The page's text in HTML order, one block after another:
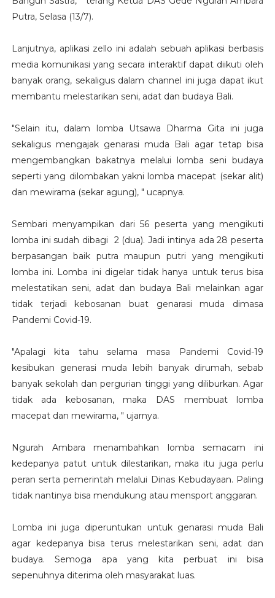
Putra, Selasa (13/7).
Lanjutnya, aplikasi zello ini adalah sebuah aplikasi berbasis
media komunikasi yang secara interaktif dapat diikuti oleh
banyak orang, sekaligus dalam channel ini juga dapat ikut
membantu melestarikan seni, adat dan budaya Bali.
"Selain itu, dalam lomba Utsawa Dharma Gita ini juga
sekaligus mengajak genarasi muda Bali agar tetap bisa
mengembangkan bakatnya melalui lomba seni budaya
seperti yang dilombakan yakni lomba macepat (sekar alit)
dan mewirama (sekar agung), " ucapnya.
Sembari menyampikan dari 56 peserta yang mengikuti
lomba ini sudah dibagi 2 (dua). Jadi intinya ada 28 peserta
berpasangan baik putra maupun putri yang mengikuti
lomba ini. Lomba ini digelar tidak hanya untuk terus bisa
melestatikan seni, adat dan budaya Bali melainkan agar
tidak terjadi kebosanan buat genarasi muda dimasa
Pandemi Covid-19.
"Apalagi kita tahu selama masa Pandemi Covid-19
kesibukan generasi muda lebih banyak dirumah, sebab
banyak sekolah dan pergurian tinggi yang diliburkan. Agar
tidak ada kebosanan, maka DAS membuat lomba
macepat dan mewirama, " ujarnya.
Ngurah Ambara menambahkan lomba semacam ini
kedepanya patut untuk dilestarikan, maka itu juga perlu
peran serta pemerintah melalui Dinas Kebudayaan. Paling
tidak nantinya bisa mendukung atau mensport anggaran.
Lomba ini juga diperuntukan untuk genarasi muda Bali
agar kedepanya bisa terus melestarikan seni, adat dan
budaya. Semoga apa yang kita perbuat ini bisa
sepenuhnya diterima oleh masyarakat luas.